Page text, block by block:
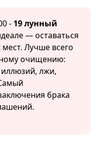
- 19 лунный
— оставаться
Лучше всего
очищению:
лжи,
брака